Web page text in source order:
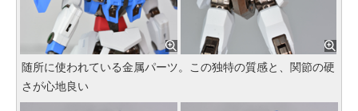
随所に使われている金属パーツ。この独特の質感と、関節の硬
さが心地良い